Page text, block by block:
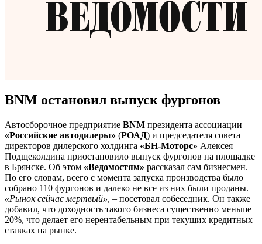
BNM остановил выпуск фургонов
Автосборочное предприятие BNM президента ассоциации
«Российские автодилеры» (РОАД) и председателя совета
директоров дилерского холдинга «БН-Моторс» Алексея
Подщеколдина приостановило выпуск фургонов на площадке
в Брянске. Об этом «Ведомостям» рассказал сам бизнесмен.
По его словам, всего с момента запуска производства было
собрано 110 фургонов и далеко не все из них были проданы.
«Рынок сейчас мертвый», – посетовал собеседник. Он также
добавил, что доходность такого бизнеса существенно меньше
20%, что делает его нерентабельным при текущих кредитных
ставках на рынке.